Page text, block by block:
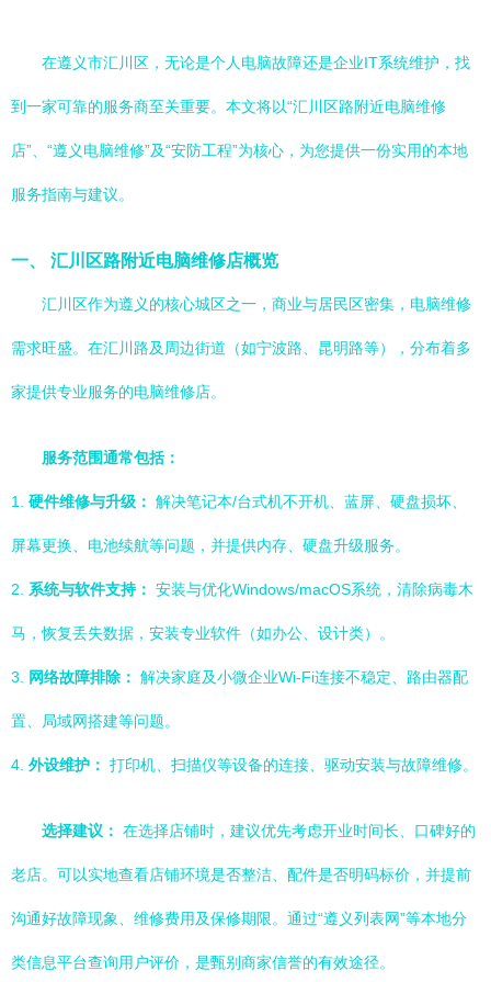
在遵义市汇川区，无论是个人电脑故障还是企业IT系统维护，找
到一家可靠的服务商至关重要。本文将以“汇川区路附近电脑维修
店”、“遵义电脑维修”及“安防工程”为核心，为您提供一份实用的本地
服务指南与建议。
一、 汇川区路附近电脑维修店概览
汇川区作为遵义的核心城区之一，商业与居民区密集，电脑维修
需求旺盛。在汇川路及周边街道（如宁波路、昆明路等），分布着多
家提供专业服务的电脑维修店。
服务范围通常包括：
1. 硬件维修与升级： 解决笔记本/台式机不开机、蓝屏、硬盘损坏、
屏幕更换、电池续航等问题，并提供内存、硬盘升级服务。
2. 系统与软件支持： 安装与优化Windows/macOS系统，清除病毒木
马，恢复丢失数据，安装专业软件（如办公、设计类）。
3. 网络故障排除： 解决家庭及小微企业Wi-Fi连接不稳定、路由器配
置、局域网搭建等问题。
4. 外设维护： 打印机、扫描仪等设备的连接、驱动安装与故障维修。
选择建议： 在选择店铺时，建议优先考虑开业时间长、口碑好的
老店。可以实地查看店铺环境是否整洁、配件是否明码标价，并提前
沟通好故障现象、维修费用及保修期限。通过“遵义列表网”等本地分
类信息平台查询用户评价，是甄别商家信誉的有效途径。